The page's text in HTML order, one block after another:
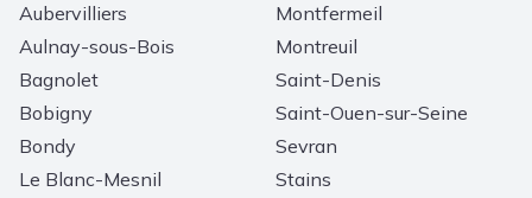
Aubervilliers
Aulnay-sous-Bois
Bagnolet
Bobigny
Bondy
Le Blanc-Mesnil
Montfermeil
Montreuil
Saint-Denis
Saint-Ouen-sur-Seine
Sevran
Stains